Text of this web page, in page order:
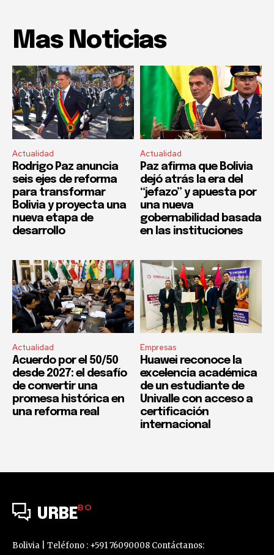
Mas Noticias
Actualidad
Rodrigo Paz anuncia
seis ejes de reforma
para transformar
Bolivia y proyecta una
nueva etapa de
desarrollo
Actualidad
Paz afirma que Bolivia
dejó atrás la era del
“jefazo” y apuesta por
una nueva
gobernabilidad basada
en las instituciones
Actualidad
Acuerdo por el 50/50
desde 2027: el desafío
de convertir una
promesa histórica en
una reforma real
Empresas
Huawei reconoce la
excelencia académica
de un estudiante de
Univalle con acceso a
certificación
internacional
URBEBO
Bolivia | Teléfono : +591 76090008 Contáctanos: